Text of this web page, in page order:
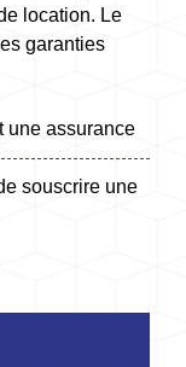
location. Le
garanties
une assurance
souscrire une